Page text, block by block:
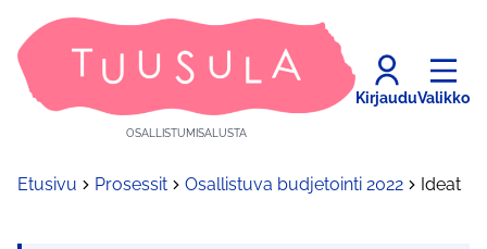
OSALLISTUMISALUSTA
KirjauduValikko
Etusivu Prosessit Osallistuva budjetointi 2022 Ideat